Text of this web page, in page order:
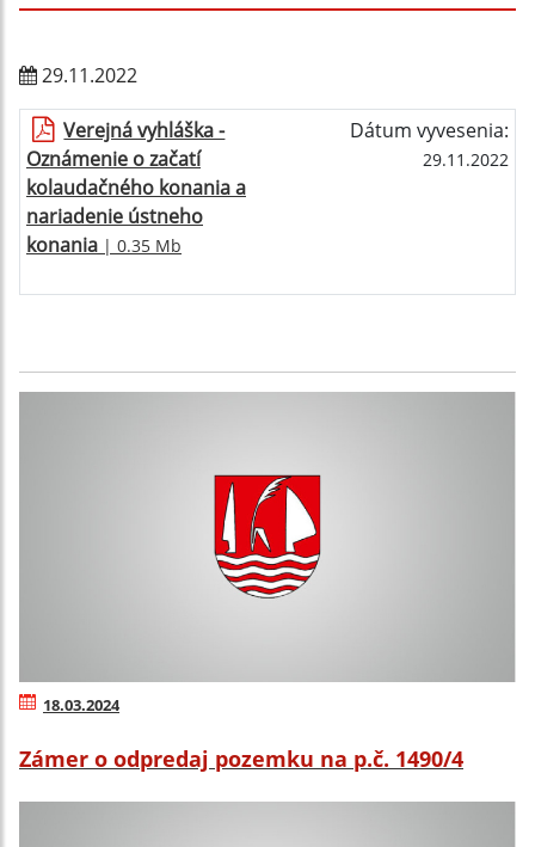
29.11.2022
Verejná vyhláška -
Oznámenie o začatí
kolaudačného konania a
nariadenie ústneho
konania | 0.35 Mb
Dátum vyvesenia:
29.11.2022
18.03.2024
Zámer o odpredaj pozemku na p.č. 1490/4